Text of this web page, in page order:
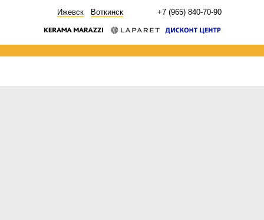
+7 (965) 840-70-90
Ижевск Воткинск